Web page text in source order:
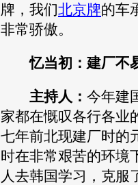
牌，我们北京牌的车
非常骄傲。
忆当初：建厂不
主持人： 今年建
家都在慨叹各行各业
七年前北现建厂时的
时在非常艰苦的环境
人去韩国学习，克服